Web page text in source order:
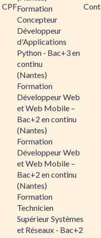
CPFFormation
Concepteur
Développeur
d'Applications
Python - Bac+3 en
continu
(Nantes)
Formation
Développeur Web
et Web Mobile –
Bac+2 en continu
(Nantes)
Formation
Développeur Web
et Web Mobile –
Bac+2 en continu
(Nantes)
Formation
Technicien
Supérieur Systèmes
et Réseaux - Bac+2